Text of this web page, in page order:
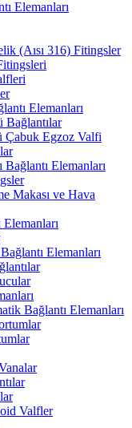
Elemanları
(Aısı 316) Fitingsler
Elemanları
Bağlantılar
Çabuk Egzoz Valfi
Elemanları
Makası ve Hava
Elemanları
Bağlantı Elemanları
Valfler